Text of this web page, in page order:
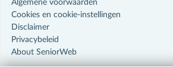
Algemene voorwaarden
Cookies en cookie-instellingen
Disclaimer
Privacybeleid
About SeniorWeb